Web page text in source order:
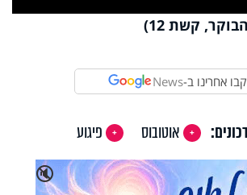
הבוקר, קשת 12)
אחרינו ב-News
אוטובוס
פיגוע
🔇